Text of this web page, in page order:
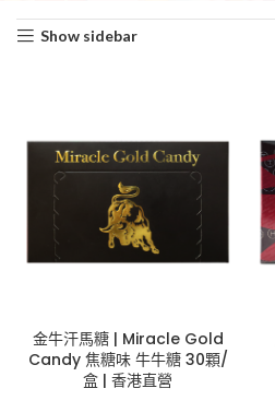
Show sidebar
金牛汗馬糖 | Miracle Gold
Candy 焦糖味 牛牛糖 30顆/
盒 | 香港直營